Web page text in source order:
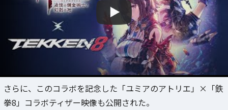
さらに、このコラボを記念した「ユミアのアトリエ」×「鉄
拳8」コラボティザー映像も公開された。